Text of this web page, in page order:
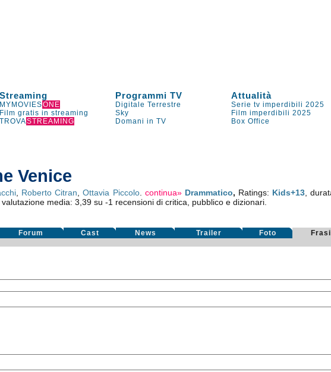
Streaming Programmi TV Attualità
MYMOVIESONE Digitale Terrestre Serie tv imperdibili 2025
Film gratis in streaming Sky Film imperdibili 2025
TROVASTREAMING Domani in TV Box Office
Venice
, Roberto Citran ,Ottavia Piccolo. continua» Drammatico, Ratings: Kids+13 ,
valutazione media: 3,39 su -1 recensioni di critica, pubblico e dizionari.
Forum Cast News Trailer Foto Frasi